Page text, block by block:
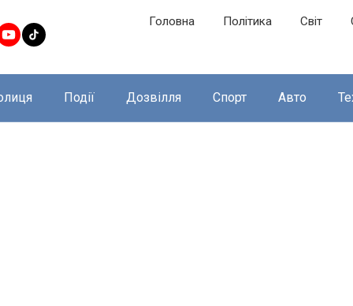
Головна Політика Світ
Події Дозвілля Спорт Авто